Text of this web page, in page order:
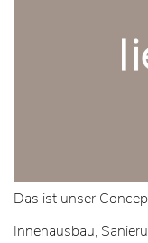
Das ist unser
Innenausbau,